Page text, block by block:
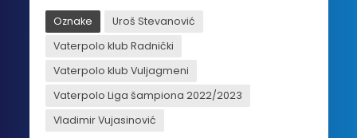
Oznake
Uroš Stevanović
Vaterpolo klub Radnički
Vaterpolo klub Vuljagmeni
Vaterpolo Liga šampiona 2022/2023
Vladimir Vujasinović